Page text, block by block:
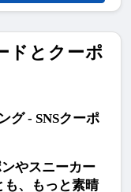
ドとクーポ
グ - SNSクーポ
やスニーカー
も、もっと素晴